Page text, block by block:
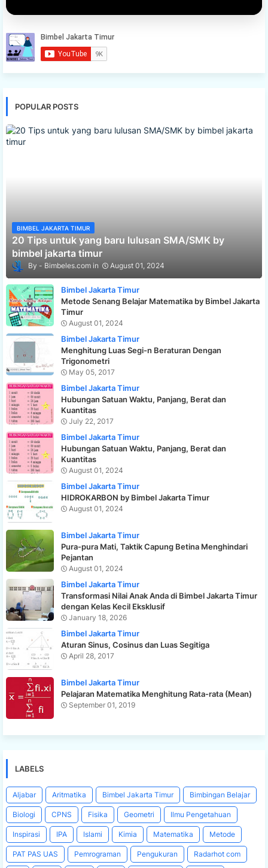
POPULAR POSTS
BIMBEL JAKARTA TIMUR
20 Tips untuk yang baru lulusan SMA/SMK by
bimbel jakarta timur
Bimbeles.com August 01, 2024
Bimbel Jakarta Timur
Metode Senang Belajar Matematika by Bimbel Jakarta
Timur
August 01, 2024
Bimbel Jakarta Timur
Menghitung Luas Segi-n Beraturan Dengan
Trigonometri
May 05, 2017
Bimbel Jakarta Timur
Hubungan Satuan Waktu, Panjang, Berat dan
Kuantitas
July 22, 2017
Bimbel Jakarta Timur
Hubungan Satuan Waktu, Panjang, Berat dan
Kuantitas
August 01, 2024
Bimbel Jakarta Timur
HIDROKARBON by Bimbel Jakarta Timur
August 01, 2024
Bimbel Jakarta Timur
Pura-pura Mati, Taktik Capung Betina Menghindari
Pejantan
August 01, 2024
Bimbel Jakarta Timur
Transformasi Nilai Anak Anda di Bimbel Jakarta Timur
dengan Kelas Kecil Eksklusif
January 18, 2026
Bimbel Jakarta Timur
Aturan Sinus, Cosinus dan Luas Segitiga
April 28, 2017
Bimbel Jakarta Timur
Pelajaran Matematika Menghitung Rata-rata (Mean)
September 01, 2019
LABELS
Aljabar Aritmatika Bimbel Jakarta Timur Bimbingan Belajar
Biologi CPNS Fisika Geometri Ilmu Pengetahuan
Inspirasi IPA Islami Kimia Matematika Metode
PAT PAS UAS Pemrograman Pengukuran Radarhot com